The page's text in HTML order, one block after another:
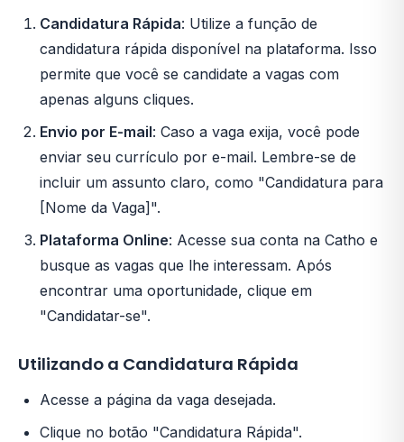
Candidatura Rápida: Utilize a função de
candidatura rápida disponível na plataforma. Isso
permite que você se candidate a vagas com
apenas alguns cliques.
Envio por E-mail: Caso a vaga exija, você pode
enviar seu currículo por e-mail. Lembre-se de
incluir um assunto claro, como "Candidatura para
[Nome da Vaga]".
Plataforma Online: Acesse sua conta na Catho e
busque as vagas que lhe interessam. Após
encontrar uma oportunidade, clique em
"Candidatar-se".
Utilizando a Candidatura Rápida
Acesse a página da vaga desejada.
Clique no botão "Candidatura Rápida".